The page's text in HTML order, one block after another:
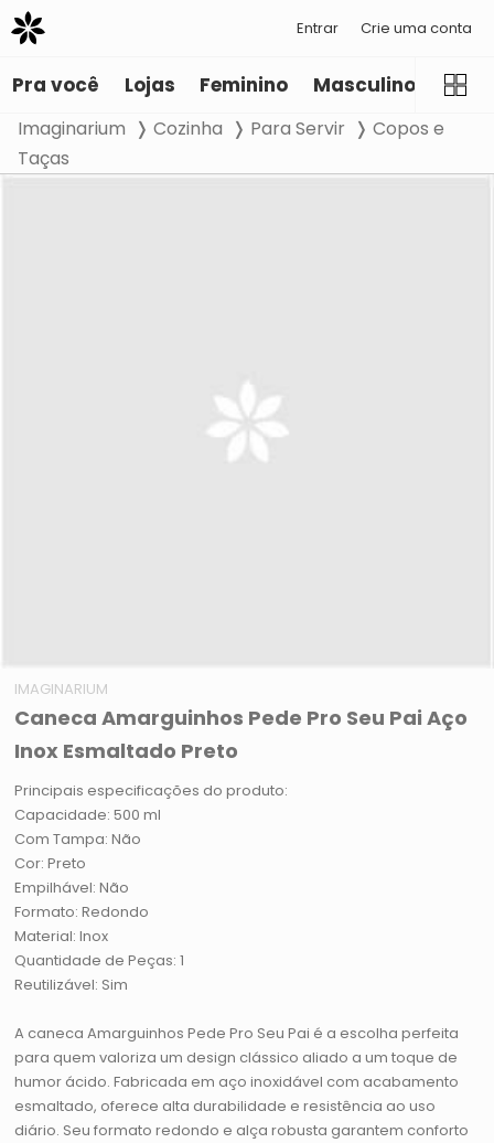
Entrar Crie uma conta
Pra você Lojas Feminino Masculino
Imaginarium Cozinha Para Servir
Copos e
Taças
IMAGINARIUM
Caneca Amarguinhos Pede Pro Seu Pai Aço
Inox Esmaltado Preto
Principais especificações do produto:
Capacidade: 500 ml
Com Tampa: Não
Cor: Preto
Empilhável: Não
Formato: Redondo
Material: Inox
Quantidade de Peças: 1
Reutilizável: Sim
A caneca Amarguinhos Pede Pro Seu Pai é a escolha perfeita
para quem valoriza um design clássico aliado a um toque de
humor ácido. Fabricada em aço inoxidável com acabamento
esmaltado, oferece alta durabilidade e resistência ao uso
diário. Seu formato redondo e alça robusta garantem conforto